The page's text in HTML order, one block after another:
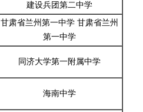
建设兵团第二中学
甘肃省兰州第一中学 甘肃省兰州
第一中学
同济大学第一附属中学
海南中学